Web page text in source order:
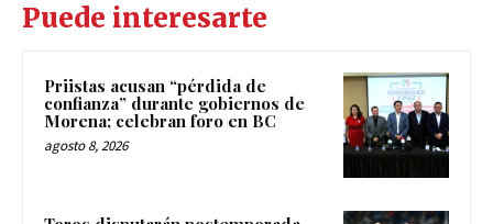
Puede interesarte
Priistas acusan “pérdida de
confianza” durante gobiernos de
Morena; celebran foro en BC
agosto 8, 2026